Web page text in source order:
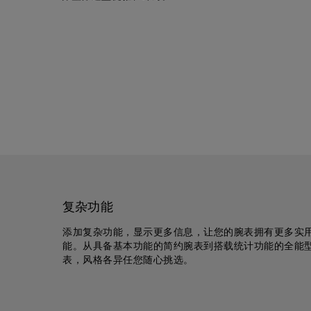
复杂功能
添加复杂功能，显示更多信息，让您的腕表拥有更多实
能。从具备基本功能的简约腕表到搭载统计功能的全能
表，风格各异任您随心挑选。